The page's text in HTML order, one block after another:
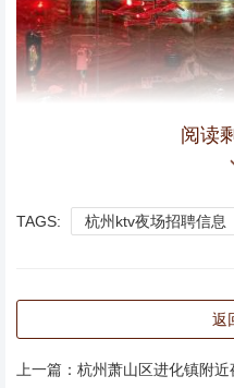
阅读
TAGS: 杭州ktv夜场招聘信息
返
上一篇： 杭州萧山区进化镇附近